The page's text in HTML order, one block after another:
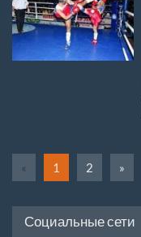
« 1 2 »
Социальные сети